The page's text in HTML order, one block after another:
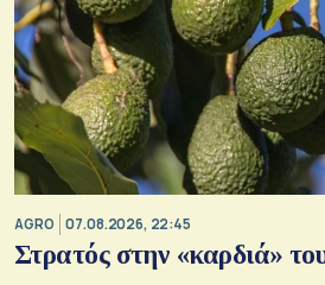
AGRO 07.08.2026, 22:45
Στρατός στην «καρδιά»